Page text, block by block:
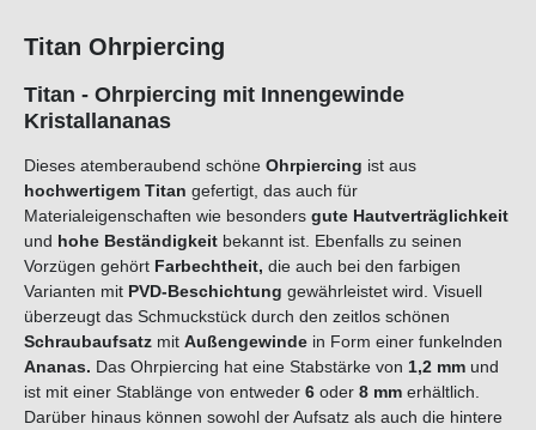
Titan Ohrpiercing
Titan - Ohrpiercing mit Innengewinde
Kristallananas
Dieses atemberaubend schöne Ohrpiercing ist aus
hochwertigem Titan gefertigt, das auch für
Materialeigenschaften wie besonders gute Hautverträglichkeit
und hohe Beständigkeit bekannt ist. Ebenfalls zu seinen
Vorzügen gehört Farbechtheit, die auch bei den farbigen
Varianten mit PVD-Beschichtung gewährleistet wird. Visuell
überzeugt das Schmuckstück durch den zeitlos schönen
Schraubaufsatz mit Außengewinde in Form einer funkelnden
Ananas. Das Ohrpiercing hat eine Stabstärke von 1,2 mm und
ist mit einer Stablänge von entweder 6 oder 8 mm erhältlich.
Darüber hinaus können sowohl der Aufsatz als auch die hintere